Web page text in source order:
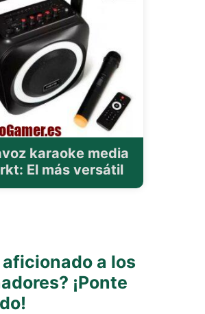
karaoke media
El más versátil
aficionado a los
¡Ponte